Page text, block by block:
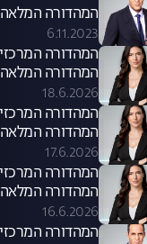
המהדורה המלאה
6.11.2023
המהדורה המלאה
18.6.2026
המהדורה המלאה
17.6.2026
המהדורה המלאה
16.6.2026